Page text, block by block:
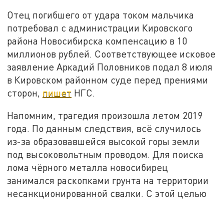
Отец погибшего от удара током мальчика
потребовал с администрации Кировского
района Новосибирска компенсацию в 10
миллионов рублей. Соответствующее исковое
заявление Аркадий Половников подал 8 июля
в Кировском районном суде перед прениями
сторон, пишет НГС.
Напомним, трагедия произошла летом 2019
года. По данным следствия, всё случилось
из-за образовавшейся высокой горы земли
под высоковольтным проводом. Для поиска
лома чёрного металла новосибирец
занимался раскопками грунта на территории
несанкционированной свалки. С этой целью